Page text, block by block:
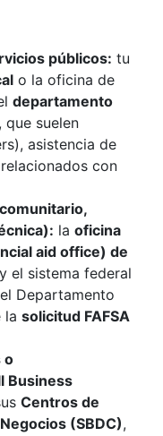
públicos: tu
o la oficina de
departamento
, que suelen
asistencia de
con
la oficina
aid office) de
y el sistema federal
Departamento
la solicitud FAFSA
o
Business
Centros de
(SBDC),